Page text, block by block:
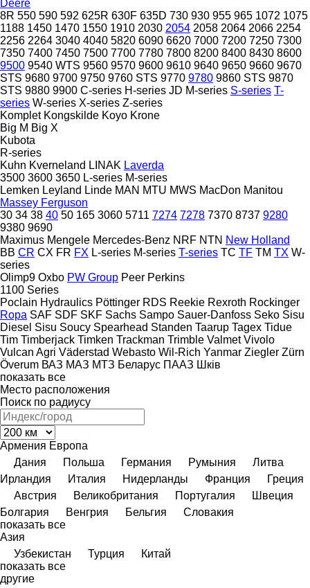
Deere
8R 550 590 592 625R 630F 635D 730 930 955 965 1072 1075
1188 1450 1470 1550 1910 2030 2054 2058 2064 2066 2254
2256 2264 3040 4040 5820 6090 6620 7000 7200 7250 7300
7350 7400 7450 7500 7700 7780 7800 8200 8400 8430 8600
9500 9540 WTS 9560 9570 9600 9610 9640 9650 9660 9670
STS 9680 9700 9750 9760 STS 9770 9780 9860 STS 9870
STS 9880 9900 C-series H-series JD M-series S-series T-
series W-series X-series Z-series
Komplet Kongskilde Koyo Krone
Big M Big X
Kubota
R-series
Kuhn Kverneland LINAK Laverda
3500 3600 3650 L-series M-series
Lemken Leyland Linde MAN MTU MWS MacDon Manitou
Massey Ferguson
30 34 38 40 50 165 3060 5711 7274 7278 7370 8737 9280
9380 9690
Maximus Mengele Mercedes-Benz NRF NTN New Holland
BB CR CX FR FX L-series M-series T-series TC TF TM TX W-
series
Olimp9 Oxbo PW Group Peer Perkins
1100 Series
Poclain Hydraulics Pöttinger RDS Reekie Rexroth Rockinger
Ropa SAF SDF SKF Sachs Sampo Sauer-Danfoss Seko Sisu
Diesel Sisu Soucy Spearhead Standen Taarup Tagex Tidue
Tim Timberjack Timken Trackman Trimble Valmet Vivolo
Vulcan Agri Väderstad Webasto Wil-Rich Yanmar Ziegler Zürn
Överum ВАЗ МАЗ МТЗ Беларус ПААЗ Шків
показать все
Место расположения
Поиск по радиусу
Армения Европа
Дания
Польша Германия Румыния
Литва
Ирландия
Италия Нидерланды Франция
Греция
Австрия
Великобритания Португалия
Швеция
Болгария
Венгрия Бельгия
Словакия
показать все
Азия
Узбекистан
Турция
Китай
показать все
другие